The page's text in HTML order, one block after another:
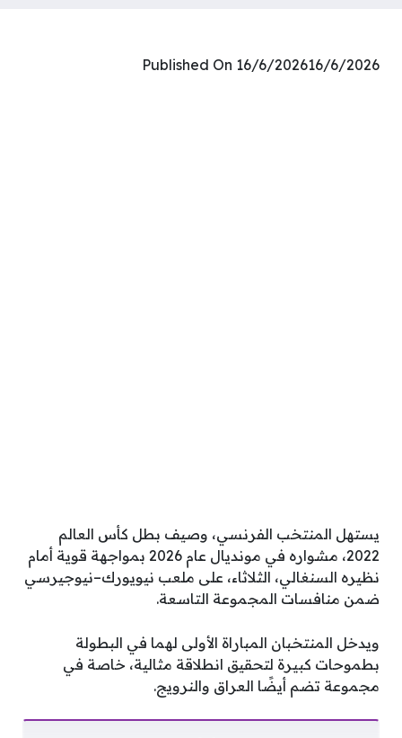
Published On 16/6/202616/6/2026
يستهل المنتخب الفرنسي، وصيف بطل كأس العالم
2022، مشواره في مونديال عام 2026 بمواجهة قوية أمام
نظيره السنغالي، الثلاثاء، على ملعب نيويورك–نيوجيرسي
ضمن منافسات المجموعة التاسعة.
ويدخل المنتخبان المباراة الأولى لهما في البطولة
بطموحات كبيرة لتحقيق انطلاقة مثالية، خاصة في
مجموعة تضم أيضًا العراق والنرويج.